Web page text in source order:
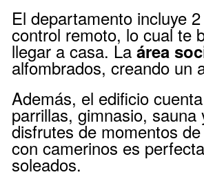
El departamento incluye
control remoto, lo cual te
llegar a casa. La área
alfombrados, creando un
Además, el edificio
parrillas, gimnasio,
disfrutes de momentos
con camerinos es
soleados.